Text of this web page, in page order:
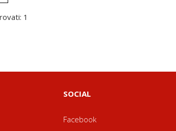
1
SOCIAL
Facebook